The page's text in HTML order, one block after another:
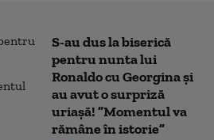
S-au dus la biserică
pentru nunta lui
Ronaldo cu Georgina și
au avut o surpriză
uriașă! ”Momentul va
rămâne în istorie”